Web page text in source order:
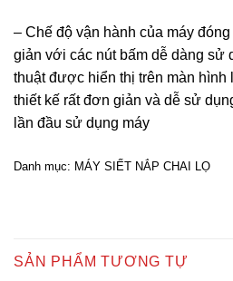
– Chế độ vận hành của máy
giản với các nút bấm dễ dàng sử
thuật được hiển thị trên màn
thiết kế rất đơn giản và dễ sử
lần đầu sử dụng máy
Danh mục: MÁY SIẾT NẮP CHAI LỌ
SẢN PHẨM TƯƠNG TỰ